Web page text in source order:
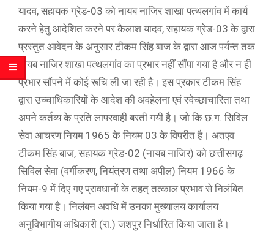
यादव, सहायक ग्रेड-03 को नायब नाजिर शाखा पत्थलगांव में कार्य
करने हेतु आदेशित करने पर कैलाश यादव, सहायक ग्रेड-03 के द्वारा
प्रस्तुत आवेदन के अनुसार टीकम सिंह बाज के द्वारा आज पर्यन्त तक
नायब नाजिर शाखा पत्थलगांव का प्रभार नहीं सौंपा गया है और न ही
प्रभार सौंपने में कोई रूचि ली जा रही है। इस प्रकार टीकम सिंह
द्वारा उच्चाधिकारियों के आदेश की अवहेलना एवं स्वेच्छाचारिता तथा
अपने कर्तव्य के प्रति लापरवाही बरती गयी है। जो कि छ.ग. सिविल
सेवा आचरण नियम 1965 के नियम 03 के विपरीत है। अतएव
टीकम सिंह बाज, सहायक ग्रेड-02 (नायब नाजिर) को छत्तीसगढ़
सिविल सेवा (वर्गीकरण, नियंत्रण तथा अपील) नियम 1966 के
नियम-9 में दिए गए प्रावधानों के तहत् तत्काल प्रभाव से निलंबित
किया गया है। निलंबन अवधि में उनका मुख्यालय कार्यालय
अनुविभागीय अधिकारी (रा.) जशपुर निर्धारित किया जाता है।